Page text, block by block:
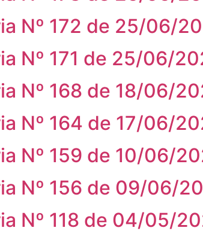
Nº 172 de 25/06/
Nº 171 de 25/06/
Nº 168 de 18/06/
Nº 164 de 17/06/
Nº 159 de 10/06/
Nº 156 de 09/06/
Nº 118 de 04/05/